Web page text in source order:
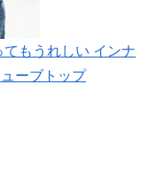
てもうれしい インナ
ーブトップ